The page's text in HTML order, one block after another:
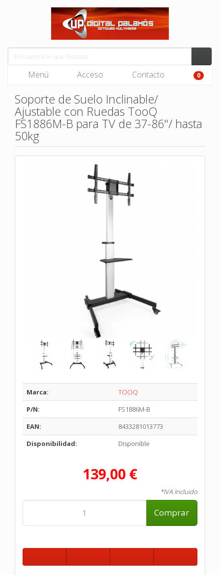
Menú Acceso Contacto 0
Soporte de Suelo Inclinable/
Ajustable con Ruedas TooQ
FS1886M-B para TV de 37-86"/ hasta
50kg
Marca:
TOOQ
P/N:
FS1886M-B
EAN:
8433281013773
Disponibilidad:
Disponible
139,00 €
*IVA Incluido
Comprar